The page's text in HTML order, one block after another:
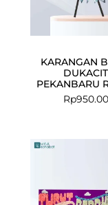
KARANGAN
PEKANBARU
Rp